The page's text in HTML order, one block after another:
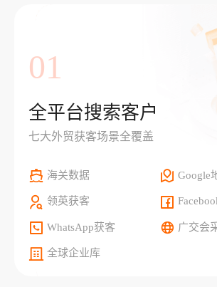
01
全平台搜索客户
七大外贸获客场景全覆盖
海关数据 Google
领英获客
WhatsApp获客 广交会
全球企业库